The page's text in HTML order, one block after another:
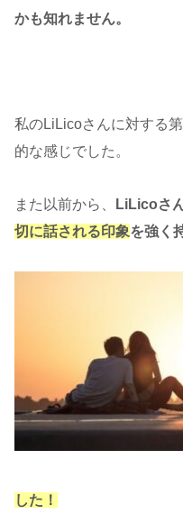
かも知れません。
私のLiLicoさんに対する
的な感じでした。
また以前から、 LiLicoさ
切に話される印象を強く
した！